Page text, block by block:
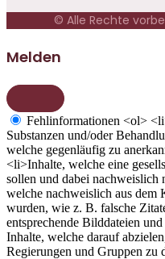
© Alle Rechte
Melden
Fehlinformationen <ol>
Substanzen und/oder
welche gegenläufig zu
<li>Inhalte, welche eine
sollen und dabei
welche nachweislich aus dem
wurden, wie z. B. falsche
entsprechende Bilddateien
Inhalte, welche darauf
Regierungen und Gruppen